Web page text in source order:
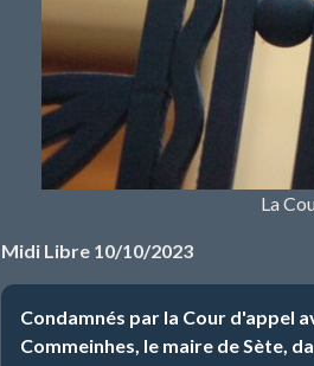
La
Midi Libre 10/10/2023
Condamnés par la Cour d'appel
Commeinhes, le maire de Sète,